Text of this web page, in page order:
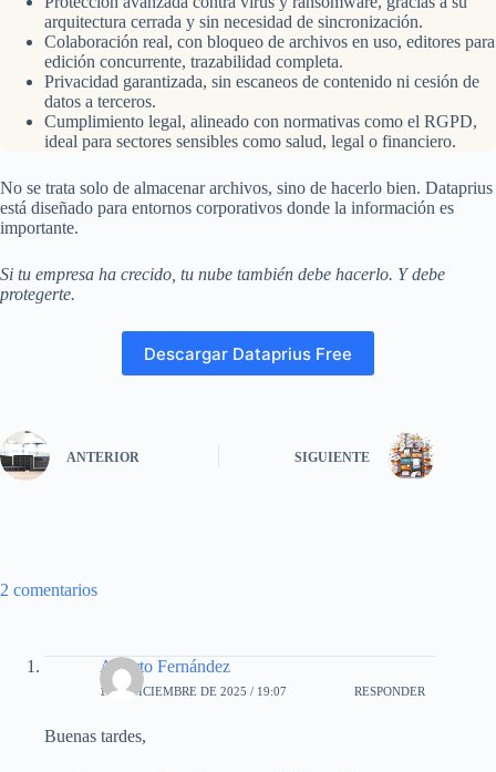
arquitectura cerrada y sin necesidad de sincronización.
Colaboración real, con bloqueo de archivos en uso, editores para
edición concurrente, trazabilidad completa.
Privacidad garantizada, sin escaneos de contenido ni cesión de
datos a terceros.
Cumplimiento legal, alineado con normativas como el RGPD,
ideal para sectores sensibles como salud, legal o financiero.
No se trata solo de almacenar archivos, sino de hacerlo bien. Dataprius
está diseñado para entornos corporativos donde la información es
importante.
Si tu empresa ha crecido, tu nube también debe hacerlo. Y debe
protegerte.
Descargar Dataprius Free
ANTERIOR SIGUIENTE
2 comentarios
Alberto Fernández
1 DE DICIEMBRE DE 2025 / 19:07 RESPONDER
Buenas tardes,